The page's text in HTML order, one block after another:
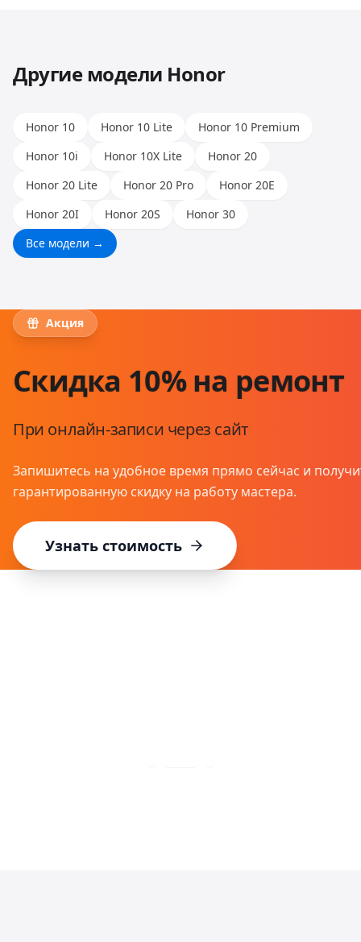
Другие модели Honor
Honor 10 Honor 10 Lite
Honor 10 Premium
Honor 10i
Honor 10X Lite
Honor 20
Honor 20 Lite
Honor 20 Pro
Honor 20E
Honor 20I
Honor 20S
Honor 30
Все модели →
Акция
Скидка 10% на ремонт
При онлайн-записи через сайт
Запишитесь на удобное время прямо сейчас и
гарантированную скидку на работу мастера.
Узнать стоимость